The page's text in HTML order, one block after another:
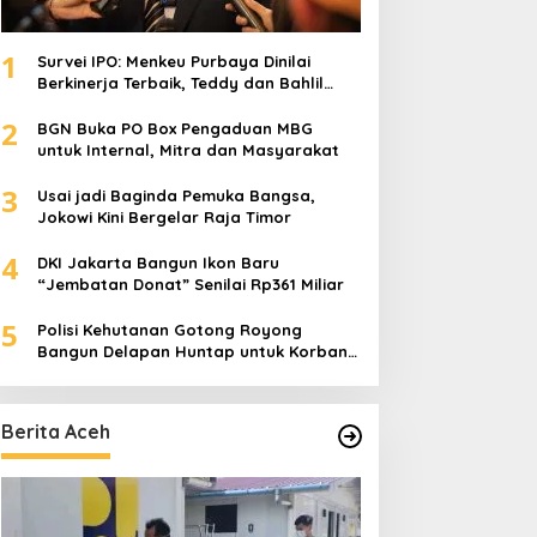
1
Survei IPO: Menkeu Purbaya Dinilai
Berkinerja Terbaik, Teddy dan Bahlil
2
BGN Buka PO Box Pengaduan MBG
untuk Internal, Mitra dan Masyarakat
3
Usai jadi Baginda Pemuka Bangsa,
Jokowi Kini Bergelar Raja Timor
4
DKI Jakarta Bangun Ikon Baru
“Jembatan Donat” Senilai Rp361 Miliar
5
Polisi Kehutanan Gotong Royong
Bangun Delapan Huntap untuk Korban
Berita Aceh